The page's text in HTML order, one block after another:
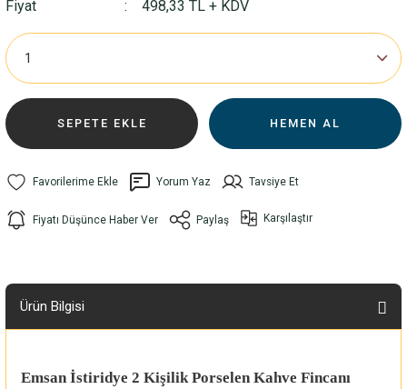
Fiyat
498,33 TL + KDV
SEPETE EKLE HEMEN AL
Yorum Yaz Tavsiye Et
Fiyatı Düşünce Haber Ver Paylaş Karşılaştır
Ürün Bilgisi
Emsan İstiridye 2 Kişilik Porselen Kahve Fincanı